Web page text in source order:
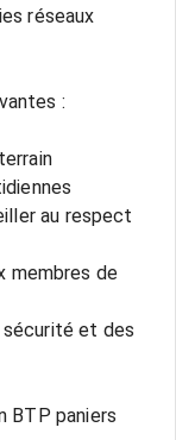
réseaux
:
au respect
membres de
sécurité et des
BTP paniers